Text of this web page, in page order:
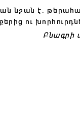
նշան է.
ու
Բնագրի